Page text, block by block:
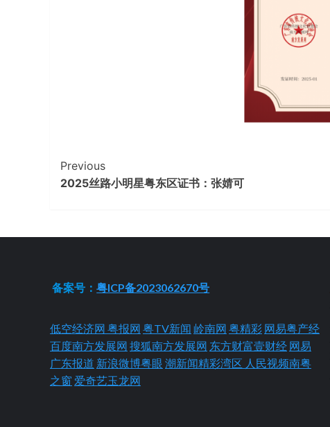
Continue
Reading
Previous
2025丝路小明星粤东区证书：张婧可
备案号：粤ICP备2023062670号
低空经济网 粤报网 粤TV新闻 岭南网 粤精彩 网易粤产经
百度南方发展网 搜狐南方发展网 东方财富壹财经 网易
广东报道 新浪微博粤眼 潮新闻精彩湾区 人民视频南粤
之窗 爱奇艺玉龙网